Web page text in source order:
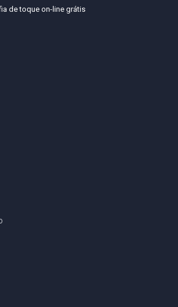
de toque on-line grátis